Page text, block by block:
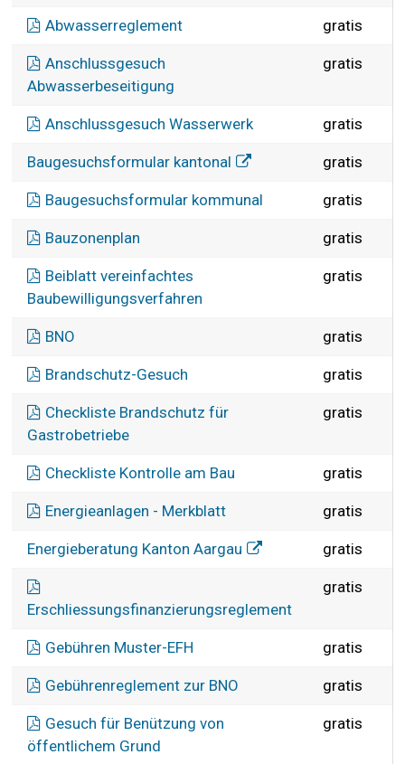
Abwasserreglement gratis
Anschlussgesuch
Abwasserbeseitigung
gratis
Anschlussgesuch Wasserwerk gratis
Baugesuchsformular kantonal gratis
Baugesuchsformular kommunal gratis
Bauzonenplan gratis
Beiblatt vereinfachtes
Baubewilligungsverfahren
gratis
BNO gratis
Brandschutz-Gesuch gratis
Checkliste Brandschutz für
Gastrobetriebe
gratis
Checkliste Kontrolle am Bau gratis
Energieanlagen - Merkblatt gratis
Energieberatung Kanton Aargau gratis
Erschliessungsfinanzierungsreglement
gratis
Gebühren Muster-EFH gratis
Gebührenreglement zur BNO gratis
Gesuch für Benützung von
öffentlichem Grund
gratis